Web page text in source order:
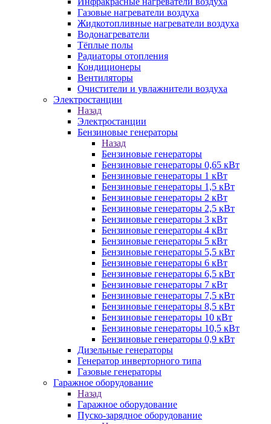
Газовые нагреватели воздуха
Жидкотопливные нагреватели воздуха
Водонагреватели
Тёплые полы
Радиаторы отопления
Кондиционеры
Вентиляторы
Очистители и увлажнители воздуха
Электростанции
Назад
Электростанции
Бензиновые генераторы
Назад
Бензиновые генераторы
Бензиновые генераторы 0,65 кВт
Бензиновые генераторы 1 кВт
Бензиновые генераторы 1,5 кВт
Бензиновые генераторы 2 кВт
Бензиновые генераторы 2,5 кВт
Бензиновые генераторы 3 кВт
Бензиновые генераторы 4 кВт
Бензиновые генераторы 5 кВт
Бензиновые генераторы 5,5 кВт
Бензиновые генераторы 6 кВт
Бензиновые генераторы 6,5 кВт
Бензиновые генераторы 7 кВт
Бензиновые генераторы 7,5 кВт
Бензиновые генераторы 8,5 кВт
Бензиновые генераторы 10 кВт
Бензиновые генераторы 10,5 кВт
Бензиновые генераторы 0,9 кВт
Дизельные генераторы
Генератор инверторного типа
Газовые генераторы
Гаражное оборудование
Назад
Гаражное оборудование
Пуско-зарядное оборудование